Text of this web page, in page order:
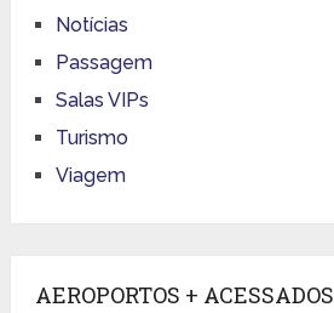
Notícias
Passagem
Salas VIPs
Turismo
Viagem
AEROPORTOS + ACESSADOS